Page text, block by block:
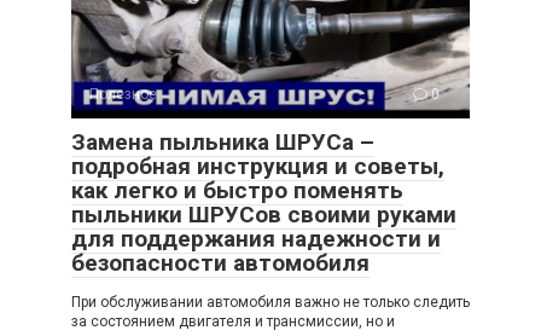
Полезное 0
Замена пыльника ШРУСа –
подробная инструкция и советы,
как легко и быстро поменять
пыльники ШРУСов своими руками
для поддержания надежности и
безопасности автомобиля
При обслуживании автомобиля важно не только следить
за состоянием двигателя и трансмиссии, но и